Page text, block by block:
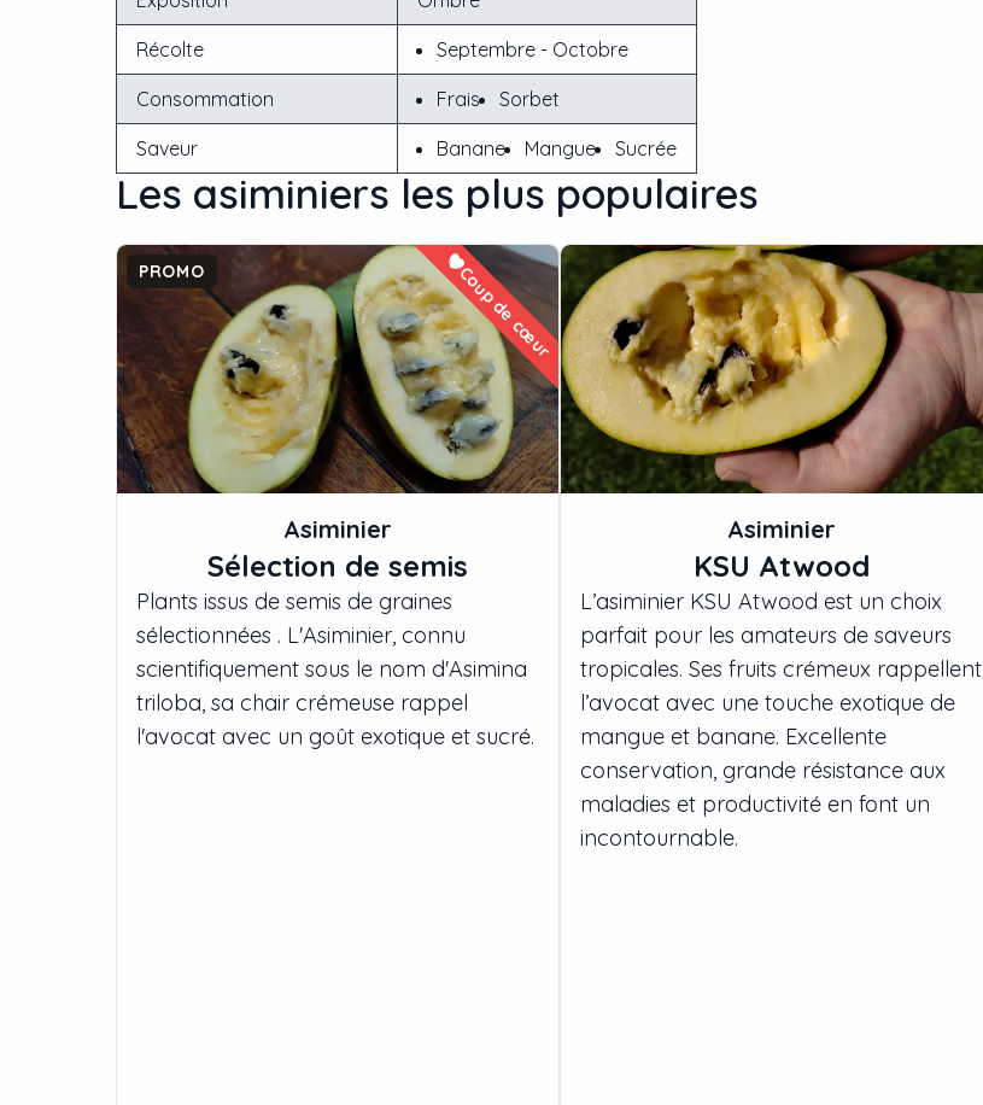
Récolte Septembre - Octobre
Consommation Frais Sorbet
Saveur Banane Mangue Sucrée
Les asiminiers les plus populaires
Coup de cœur
PROMO
Asiminier
Sélection de semis
Plants issus de semis de graines
sélectionnées . L'Asiminier, connu
scientifiquement sous le nom d'Asimina
triloba, sa chair crémeuse rappel
l'avocat avec un goût exotique et sucré.
Asiminier
KSU Atwood
L’asiminier KSU Atwood est un choix
parfait pour les amateurs de saveurs
tropicales. Ses fruits crémeux rappellent
l’avocat avec une touche exotique de
mangue et banane. Excellente
conservation, grande résistance aux
maladies et productivité en font un
incontournable.